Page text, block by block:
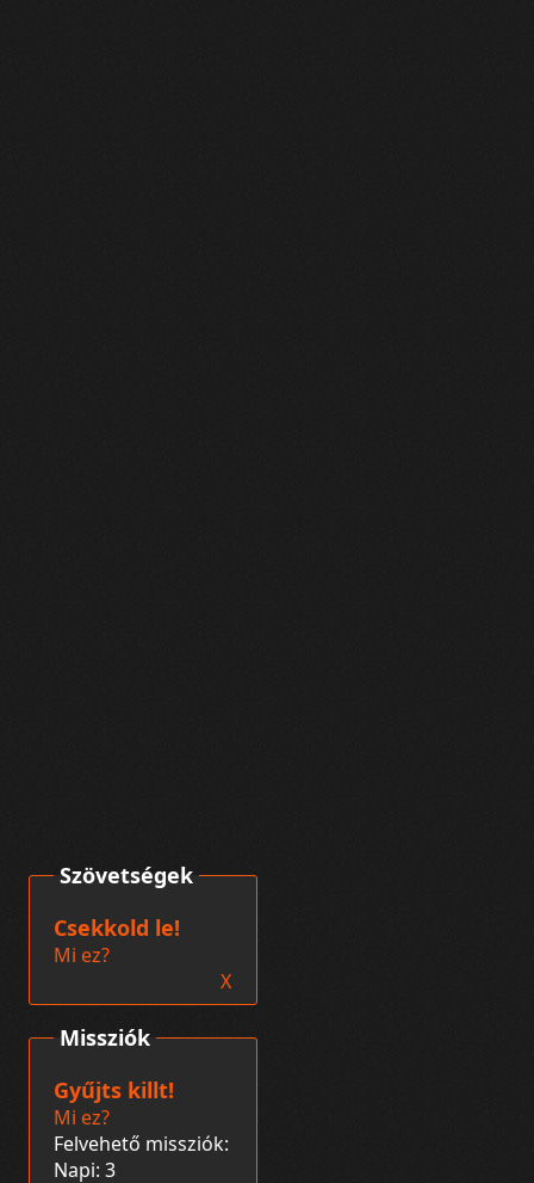
Missziók
Gyűjts killt!
Mi ez?
Felvehető missziók:
Napi: 3
Szövetségek
Csekkold le!
Mi ez?
X